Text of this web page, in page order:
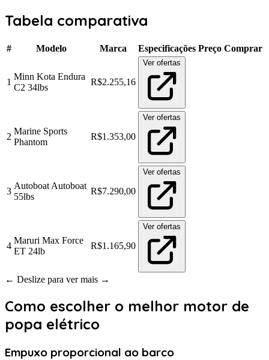
Tabela comparativa
# Modelo Marca Especificações Preço Comprar
1
Minn Kota Endura
C2 34lbs
R$2.255,16
Ver ofertas
2
Marine Sports
Phantom
R$1.353,00
Ver ofertas
3
Autoboat Autoboat
55lbs
R$7.290,00
Ver ofertas
4
Maruri Max Force
ET 24lb
R$1.165,90
Ver ofertas
← Deslize para ver mais →
Como escolher o melhor motor de
popa elétrico
Empuxo proporcional ao barco